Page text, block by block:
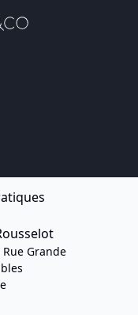
Rue Grande